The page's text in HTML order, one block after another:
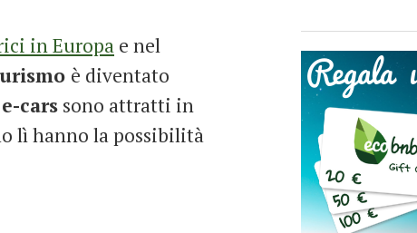
in Europa e nel
è diventato
e-cars sono attratti in
lì hanno la possibilità